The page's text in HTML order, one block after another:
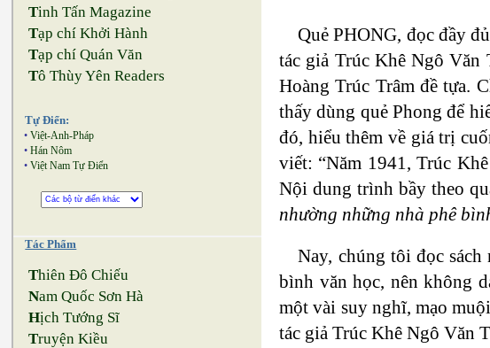
Tinh Tấn Magazine
Tạp chí Khởi Hành
Tạp chí Quán Văn
Tô Thùy Yên Readers
Tự Điển:
• Việt-Anh-Pháp
• Hán Nôm
• Việt Nam Tự Điển
Tác Phẩm
Thiên Đô Chiếu
Nam Quốc Sơn Hà
Hịch Tướng Sĩ
Truyện Kiều
Quẻ PHONG, đọc đầy
tác giả Trúc Khê Ngô Văn
Hoàng Trúc Trâm đề tựa.
thấy dùng quẻ Phong để
đó, hiểu thêm về giá trị
viết: “Năm 1941, Trúc
Nội dung trình bầy theo
nhường những nhà phê
Nay, chúng tôi đọc
bình văn học, nên không
một vài suy nghĩ, mạo
tác giả Trúc Khê Ngô Văn